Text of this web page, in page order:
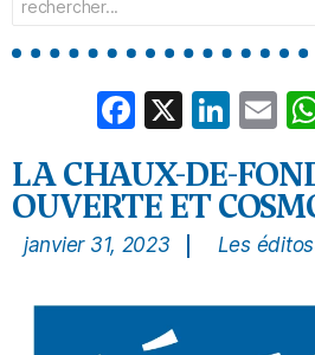
Facebook
X
LA CHAUX-DE-
OUVERTE ET
janvier 31, 2023 Les éditos